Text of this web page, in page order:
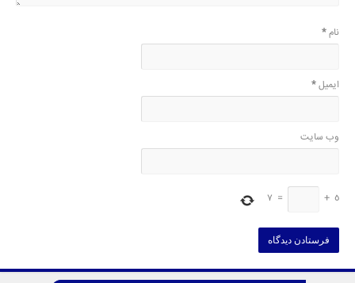
نام*
ایمیل*
وب‌ سایت
5
+
=
7